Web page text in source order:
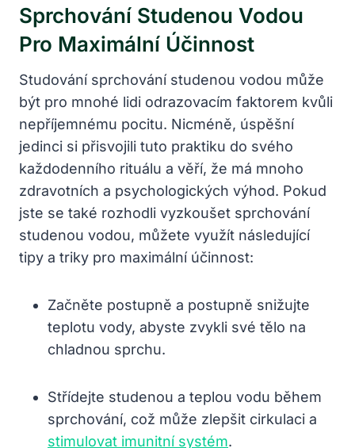
Sprchování​ Studenou‌ Vodou⁣
Pro Maximální ‌účinnost
Studování sprchování studenou vodou může
být pro ‌mnohé lidi odrazovacím faktorem kvůli
nepříjemnému pocitu. Nicméně,⁢ úspěšní
jedinci si přisvojili tuto praktiku do svého
každodenního rituálu a věří, že má mnoho
zdravotních a psychologických výhod. Pokud
jste se také rozhodli vyzkoušet sprchování
studenou vodou, můžete využít‌ následující
tipy a ⁤triky pro maximální účinnost:
Začněte postupně a postupně snižujte
teplotu vody, abyste⁢ zvykli své tělo na
chladnou sprchu.
Střídejte studenou a​ teplou vodu během
sprchování, což může zlepšit cirkulaci a
stimulovat imunitní systém.